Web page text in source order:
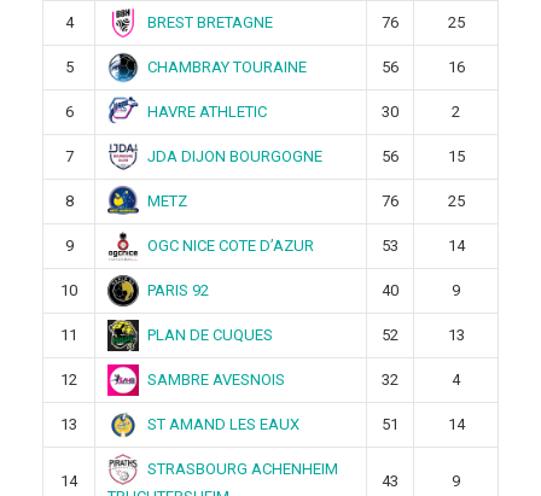
4 BREST BRETAGNE 76 25
5 CHAMBRAY TOURAINE 56 16
6 HAVRE ATHLETIC 30 2
7 JDA DIJON BOURGOGNE 56 15
8 METZ 76 25
9 OGC NICE COTE D’AZUR 53 14
10 PARIS 92 40 9
11 PLAN DE CUQUES 52 13
12 SAMBRE AVESNOIS 32 4
13 ST AMAND LES EAUX 51 14
14
STRASBOURG ACHENHEIM
43 9